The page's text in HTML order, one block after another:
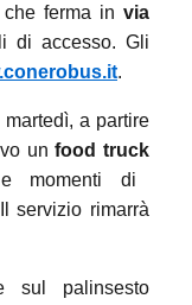
che ferma in via
di accesso. Gli
.
a partire
unfood truck
momenti di
servizio rimarrà
sul palinsesto